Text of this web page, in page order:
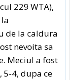
229 WTA),
de la caldura
nevoita sa
Meciul a fost
5-4, dupa ce